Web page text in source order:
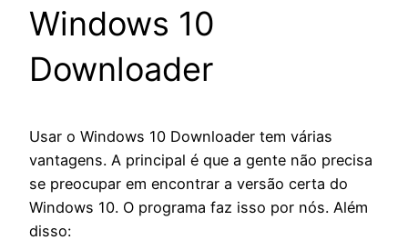
Windows 10
Downloader
Usar o Windows 10 Downloader tem várias
vantagens. A principal é que a gente não precisa
se preocupar em encontrar a versão certa do
Windows 10. O programa faz isso por nós. Além
disso: